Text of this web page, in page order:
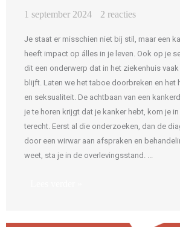
1 september 2024 2 reacties
Je staat er misschien niet bij stil, maar een
heeft impact op álles in je leven. Ook op je
dit een onderwerp dat in het ziekenhuis
blijft. Laten we het taboe doorbreken en het
en seksualiteit. De achtbaan van een
je te horen krijgt dat je kanker hebt, kom je
terecht. Eerst al die onderzoeken, dan de
door een wirwar aan afspraken en
weet, sta je in de overlevingsstand. ...